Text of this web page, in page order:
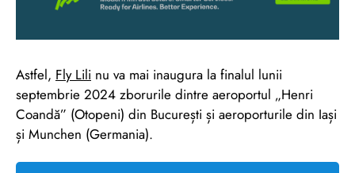
Astfel, Fly Lili nu va mai inaugura la finalul lunii
septembrie 2024 zborurile dintre aeroportul „Henri
Coandă” (Otopeni) din București și aeroporturile din Iași
și Munchen (Germania).